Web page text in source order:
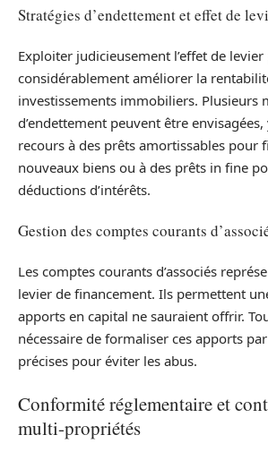
Stratégies d’endettement et effet de
Exploiter judicieusement l’effet de levier
considérablement améliorer la
investissements immobiliers. Plusieurs
d’endettement peuvent être
recours à des prêts amortissables pour
nouveaux biens ou à des prêts in fine
déductions d’intérêts.
Gestion des comptes courants
Les comptes courants d’associés
levier de financement. Ils permettent
apports en capital ne sauraient offrir.
nécessaire de formaliser ces apports
précises pour éviter les abus.
Conformité réglementaire et
multi-propriétés